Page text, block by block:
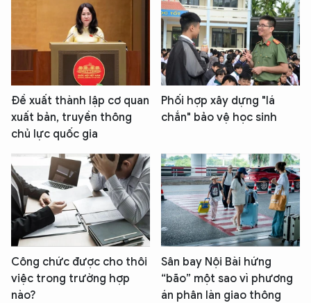
Đề xuất thành lập cơ quan
xuất bản, truyền thông
chủ lực quốc gia
Phối hợp xây dựng "lá
chắn" bảo vệ học sinh
Công chức được cho thôi
việc trong trường hợp
nào?
Sân bay Nội Bài hứng
“bão” một sao vì phương
án phân làn giao thông